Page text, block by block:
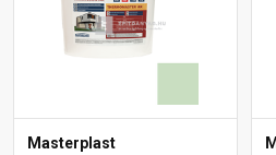
Masterplast